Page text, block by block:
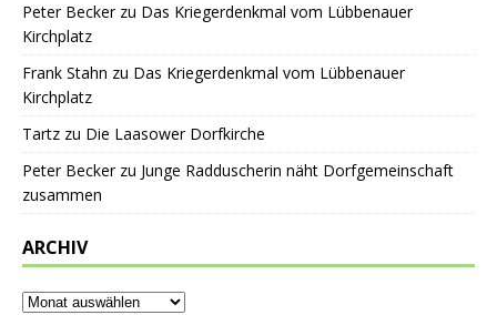
Peter Beckerzu Das Kriegerdenkmal vom Lübbenauer
Kirchplatz
Frank Stahn zu Das Kriegerdenkmal vom Lübbenauer
Kirchplatz
Tartz zu Die Laasower Dorfkirche
Peter Beckerzu Junge Radduscherin näht Dorfgemeinschaft
zusammen
ARCHIV